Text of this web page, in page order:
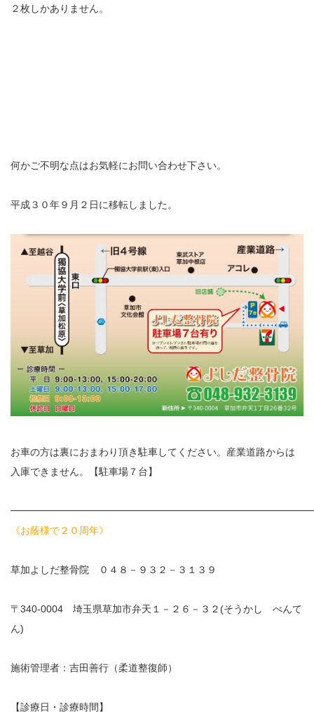
２枚しかありません。
何かご不明な点はお気軽にお問い合わせ下さい。
平成３０年９月２日に移転しました。
お車の方は裏におまわり頂き駐車してください。産業道路からは
入庫できません。【駐車場７台】
━━━━━━━━━━━━━━━━━━━━━━━━━━━━━━━
《お蔭様で２０周年》
草加よしだ整骨院 ０４８－９３２－３１３９
〒340-0004 埼玉県草加市弁天１－２６－３２(そうかし べんて
ん)
施術管理者：吉田善行（柔道整復師）
【診療日・診療時間】